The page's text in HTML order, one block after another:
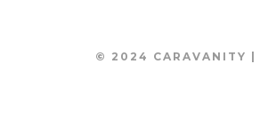
© 2024 CARAVANITY |